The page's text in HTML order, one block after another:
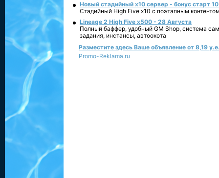
Новый стадийный х10 сервер - бонус старт
Стадийный High Five x10 с поэтапным
Lineage 2 High Five x500 - 28 Августа
Полный баффер, удобный GM Shop, система
задания, инстансы, автоохота
Разместите здесь Ваше объявление от 8,19
Promo-Reklama.ru